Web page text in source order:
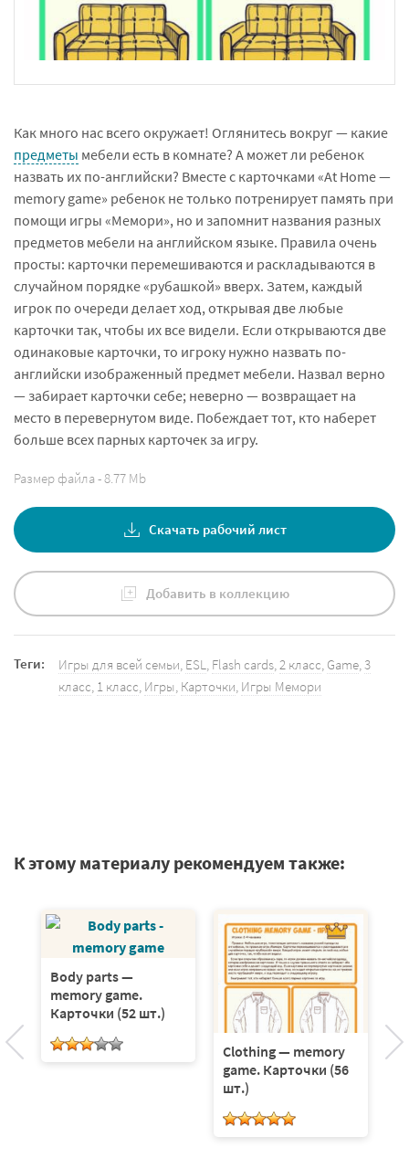
Как много нас всего окружает! Оглянитесь вокруг — какие
предметы мебели есть в комнате? А может ли ребенок
назвать их по-английски? Вместе с карточками «At Home —
memory game» ребенок не только потренирует память при
помощи игры «Мемори», но и запомнит названия разных
предметов мебели на английском языке. Правила очень
просты: карточки перемешиваются и раскладываются в
случайном порядке «рубашкой» вверх. Затем, каждый
игрок по очереди делает ход, открывая две любые
карточки так, чтобы их все видели. Если открываются две
одинаковые карточки, то игроку нужно назвать по-
английски изображенный предмет мебели. Назвал верно
— забирает карточки себе; неверно — возвращает на
место в перевернутом виде. Побеждает тот, кто наберет
больше всех парных карточек за игру.
Размер файла - 8.77 Mb
Скачать рабочий лист
Добавить в коллекцию
Теги: Игры для всей семьи, ESL, Flash cards,2 класс, Game,3
класс, 1 класс, Игры, Карточки, Игры Мемори
К этому материалу рекомендуем также:
Body parts —
memory game.
Карточки (52 шт.)
Clothing — memory
game. Карточки (56
шт.)